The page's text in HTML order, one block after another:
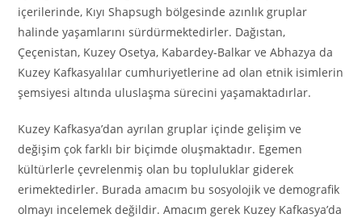
içerilerinde, Kıyı Shapsugh bölgesinde azınlık gruplar
halinde yaşamlarını sürdürmektedirler. Dağıstan,
Çeçenistan, Kuzey Osetya, Kabardey-Balkar ve Abhazya da
Kuzey Kafkasyalılar cumhuriyetlerine ad olan etnik isimlerin
şemsiyesi altında uluslaşma sürecini yaşamaktadırlar.
Kuzey Kafkasya’dan ayrılan gruplar içinde gelişim ve
değişim çok farklı bir biçimde oluşmaktadır. Egemen
kültürlerle çevrelenmiş olan bu topluluklar giderek
erimektedirler. Burada amacım bu sosyolojik ve demografik
olmayı incelemek değildir. Amacım gerek Kuzey Kafkasya’da